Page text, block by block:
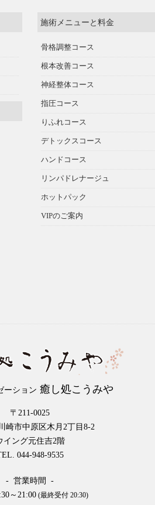
施術メニューと料金
骨格調整コース
根本改善コース
神経整体コース
指圧コース
りふれコース
デトックスコース
ハンドコース
リンパドレナージュ
ホットパック
VIPのご案内
ーション 癒し処こうみや
〒211-0025
崎市中原区木月2丁目8-2
イング元住吉2階
044-948-9535
- 営業時間 -
～21:00(最終受付 20:30)